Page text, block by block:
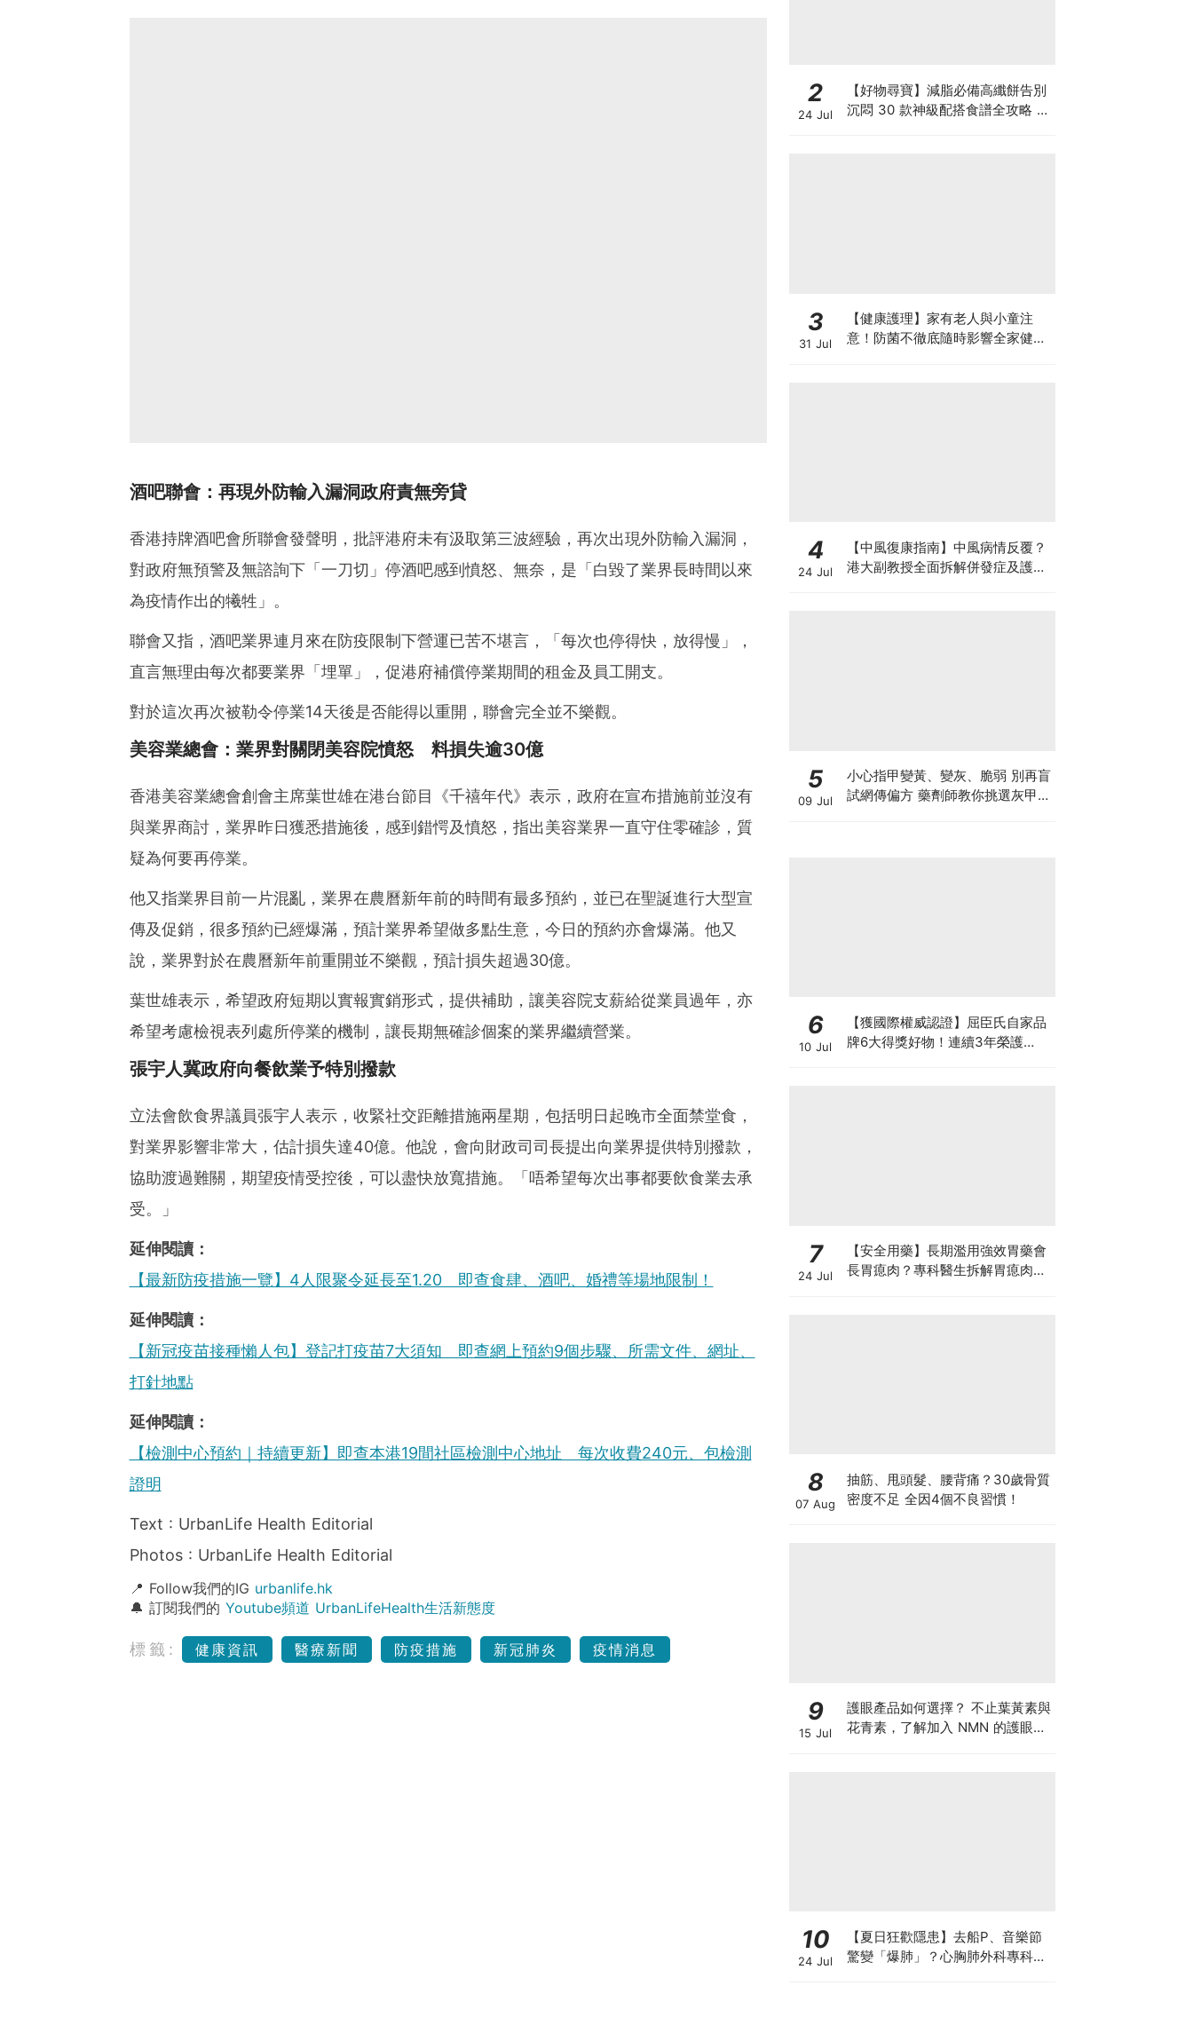
酒吧聯會：再現外防輸入漏洞政府責無旁貸
香港持牌酒吧會所聯會發聲明，批評港府未有汲取第三波經驗，再次出現外防輸入漏洞，
對政府無預警及無諮詢下「一刀切」停酒吧感到憤怒、無奈，是「白毀了業界長時間以來
為疫情作出的犧牲」。
聯會又指，酒吧業界連月來在防疫限制下營運已苦不堪言，「每次也停得快，放得慢」，
直言無理由每次都要業界「埋單」，促港府補償停業期間的租金及員工開支。
對於這次再次被勒令停業14天後是否能得以重開，聯會完全並不樂觀。
美容業總會：業界對關閉美容院憤怒 料損失逾30億
香港美容業總會創會主席葉世雄在港台節目《千禧年代》表示，政府在宣布措施前並沒有
與業界商討，業界昨日獲悉措施後，感到錯愕及憤怒，指出美容業界一直守住零確診，質
疑為何要再停業。
他又指業界目前一片混亂，業界在農曆新年前的時間有最多預約，並已在聖誕進行大型宣
傳及促銷，很多預約已經爆滿，預計業界希望做多點生意，今日的預約亦會爆滿。他又
說，業界對於在農曆新年前重開並不樂觀，預計損失超過30億。
葉世雄表示，希望政府短期以實報實銷形式，提供補助，讓美容院支薪給從業員過年，亦
希望考慮檢視表列處所停業的機制，讓長期無確診個案的業界繼續營業。
張宇人冀政府向餐飲業予特別撥款
立法會飲食界議員張宇人表示，收緊社交距離措施兩星期，包括明日起晚市全面禁堂食，
對業界影響非常大，估計損失達40億。他說，會向財政司司長提出向業界提供特別撥款，
協助渡過難關，期望疫情受控後，可以盡快放寬措施。「唔希望每次出事都要飲食業去承
受。」
延伸閱讀：
【最新防疫措施一覽】4人限聚令延長至1.20 即查食肆、酒吧、婚禮等場地限制！
延伸閱讀：
【新冠疫苗接種懶人包】登記打疫苗7大須知 即查網上預約9個步驟、所需文件、網址、
打針地點
延伸閱讀：
【檢測中心預約｜持續更新】即查本港19間社區檢測中心地址 每次收費240元、包檢測
證明
Text : UrbanLife Health Editorial
Photos : UrbanLife Health Editorial
📍 Follow我們的IG urbanlife.hk
🔔 訂閱我們的 Youtube頻道 UrbanLifeHealth生活新態度
標籤: 健康資訊 醫療新聞 防疫措施 新冠肺炎 疫情消息
2
24 Jul
【好物尋寶】減脂必備高纖餅告別
沉悶 30 款神級配搭食譜全攻略 日
3
31 Jul
【健康護理】家有老人與小童注
意！防菌不徹底隨時影響全家健康
4
24 Jul
【中風復康指南】中風病情反覆？
港大副教授全面拆解併發症及護理
5
09 Jul
小心指甲變黃、變灰、脆弱 別再盲
試網傳偏方 藥劑師教你挑選灰甲產
6
10 Jul
【獲國際權威認證】屈臣氏自家品
牌6大得獎好物！連續3年榮護
7
24 Jul
【安全用藥】長期濫用強效胃藥會
長胃瘜肉？專科醫生拆解胃瘜肉癌
8
07 Aug
抽筋、甩頭髮、腰背痛？30歲骨質
密度不足 全因4個不良習慣！
9
15 Jul
護眼產品如何選擇？ 不止葉黃素與
花青素，了解加入 NMN 的護眼方
10
24 Jul
【夏日狂歡隱患】去船P、音樂節
驚變「爆肺」？心胸肺外科專科醫